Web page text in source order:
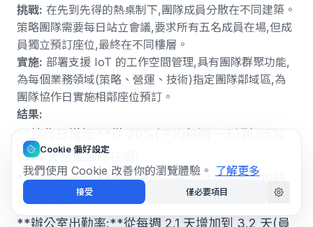
挑戰: 在先到先得的熱桌制下,團隊成員分散在不同建築。
策略團隊需要每日站立會議,要求所有五名成員在場,但成
員獨立預訂座位,最終在不同樓層。
實施: 部署支援 IoT 的工作空間管理,具有團隊群聚功能,
為每個業務領域(策略、營運、技術)指定團隊鄰域區,為
團隊協作日實施相鄰座位預訂。
結果:
**協作日增加:**從 20%(平均每週一天)到 65%
(3-4 天整個團隊在場)
**團隊生產力:**衝刺速度提高 45%(共處一地時
更快決策)
**辦公室出勤率:**從每週 2.1 天增加到 3.2 天(員
Cookie 偏好設定
我們使用 Cookie 改善你的瀏覽體驗。 了解更多
接受 僅必要項目